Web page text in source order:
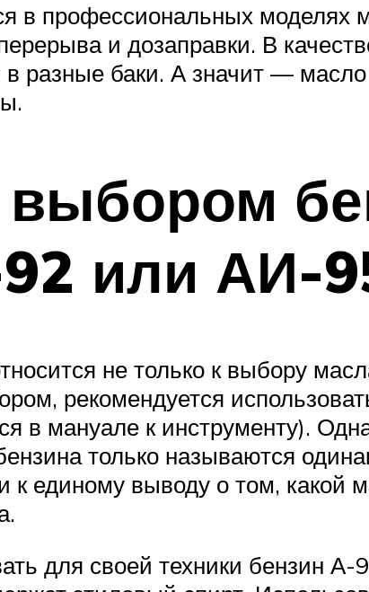
в профессиональных
и дозаправки. В
разные баки. А значит — масло
или АИ-
не только к выбору
рекомендуется
в мануале к инструменту).
только называются
к единому выводу о том, какой
для своей техники бензин